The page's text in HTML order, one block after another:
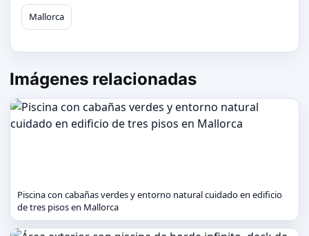
Mallorca
Imágenes relacionadas
Piscina con cabañas verdes y entorno natural cuidado en edificio
de tres pisos en Mallorca